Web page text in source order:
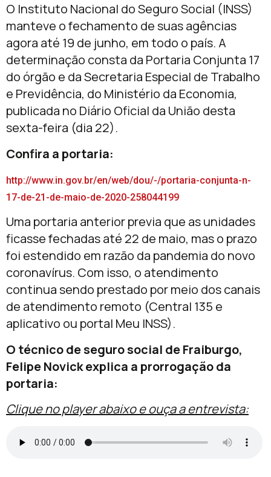
O Instituto Nacional do Seguro Social (INSS)
manteve o fechamento de suas agências
agora até 19 de junho, em todo o país. A
determinação consta da Portaria Conjunta 17
do órgão e da Secretaria Especial de Trabalho
e Previdência, do Ministério da Economia,
publicada no Diário Oficial da União desta
sexta-feira (dia 22).
Confira a portaria:
http://www.in.gov.br/en/web/dou/-/portaria-conjunta-n-
17-de-21-de-maio-de-2020-258044199
Uma portaria anterior previa que as unidades
ficasse fechadas até 22 de maio, mas o prazo
foi estendido em razão da pandemia do novo
coronavírus. Com isso, o atendimento
continua sendo prestado por meio dos canais
de atendimento remoto (Central 135 e
aplicativo ou portal Meu INSS).
O técnico de seguro social de Fraiburgo,
Felipe Novick explica a prorrogação da
portaria:
Clique no player abaixo e ouça a entrevista: